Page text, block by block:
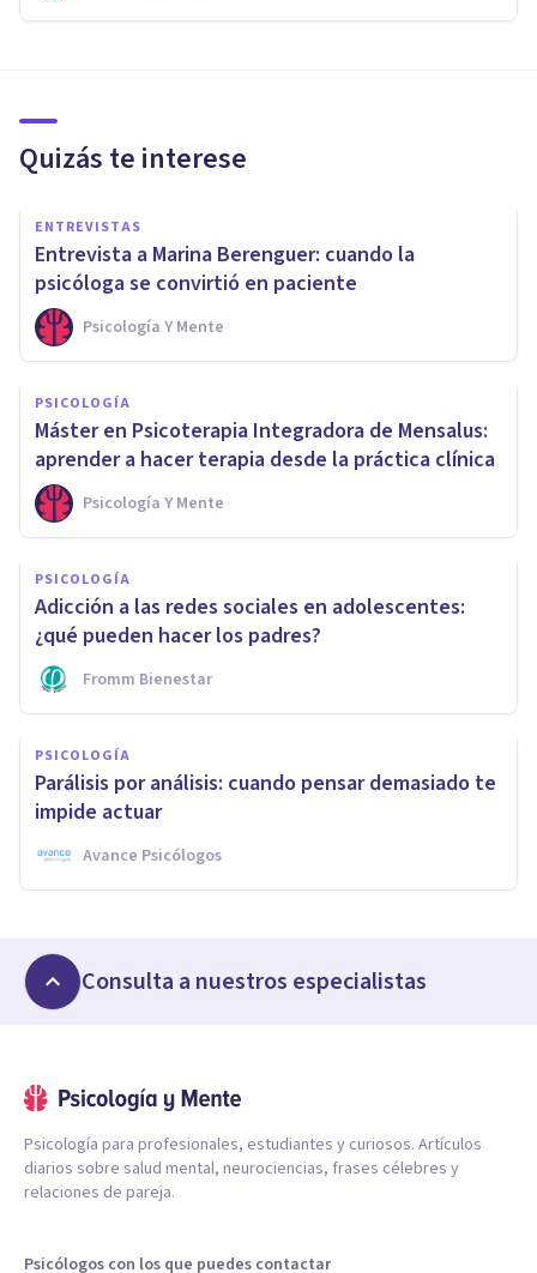
Quizás te interese
ENTREVISTAS
Entrevista a Marina Berenguer: cuando la
psicóloga se convirtió en paciente
Psicología Y Mente
PSICOLOGÍA
Máster en Psicoterapia Integradora de Mensalus:
aprender a hacer terapia desde la práctica clínica
Psicología Y Mente
PSICOLOGÍA
Adicción a las redes sociales en adolescentes:
¿qué pueden hacer los padres?
Fromm Bienestar
PSICOLOGÍA
Parálisis por análisis: cuando pensar demasiado te
impide actuar
Avance Psicólogos
Consulta a nuestros especialistas
Psicología para profesionales, estudiantes y curiosos. Artículos
diarios sobre salud mental, neurociencias, frases célebres y
relaciones de pareja.
Psicólogos con los que puedes contactar